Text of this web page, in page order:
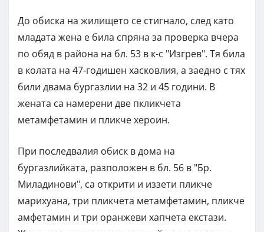
До обиска на жилището се стигнало, след като
младата жена е била спряна за проверка вчера
по обяд в района на бл. 53 в к-с "Изгрев". Тя била
в колата на 47-годишен хасковлия, а заедно с тях
били двама бургазлии на 32 и 45 години. В
жената са намерени две пкликчета
метамфетамин и пликче хероин.
При последвалия обиск в дома на
бургазлийката, разположен в бл. 56 в "Бр.
Миладинови", са открити и иззети пликче
марихуана, три пликчета метамфетамин, пликче
амфетамин и три оранжеви хапчета екстази.